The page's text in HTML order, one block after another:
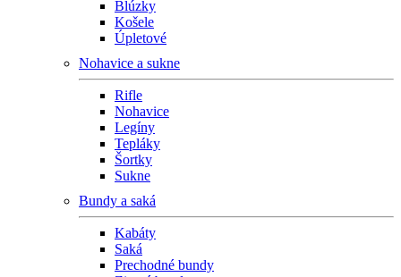
Blúzky
Košele
Úpletové
Nohavice a sukne
Rifle
Nohavice
Legíny
Tepláky
Šortky
Sukne
Bundy a saká
Kabáty
Saká
Prechodné bundy